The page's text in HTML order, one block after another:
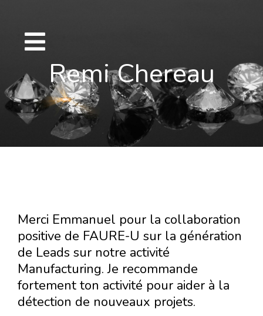
contenu
Remi Chereau
Merci Emmanuel pour la collaboration
positive de FAURE-U sur la génération
de Leads sur notre activité
Manufacturing. Je recommande
fortement ton activité pour aider à la
détection de nouveaux projets.